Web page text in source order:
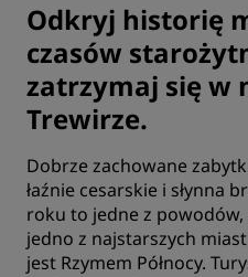
Odkryj historię
czasów
zatrzymaj się w
Trewirze.
Dobrze zachowane
łaźnie cesarskie i słynna
roku to jedne z
jedno z najstarszych
jest Rzymem Północy.